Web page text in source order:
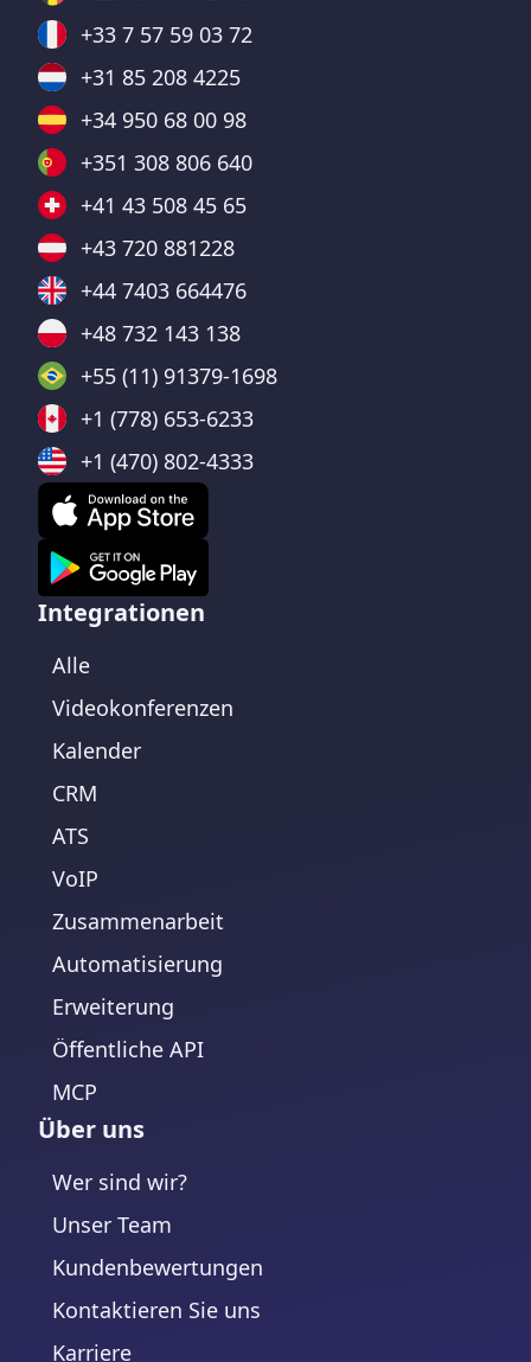
+33 7 57 59 03 72
+31 85 208 4225
+34 950 68 00 98
+351 308 806 640
+41 43 508 45 65
+43 720 881228
+44 7403 664476
+48 732 143 138
+55 (11) 91379-1698
+1 (778) 653-6233
+1 (470) 802-4333
Integrationen
Alle
Videokonferenzen
Kalender
CRM
ATS
VoIP
Zusammenarbeit
Automatisierung
Erweiterung
Öffentliche API
MCP
Über uns
Wer sind wir?
Unser Team
Kundenbewertungen
Kontaktieren Sie uns
Karriere